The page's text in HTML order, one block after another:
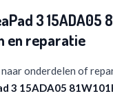
3 15ADA05
en reparatie
naar onderdelen of
3 15ADA05